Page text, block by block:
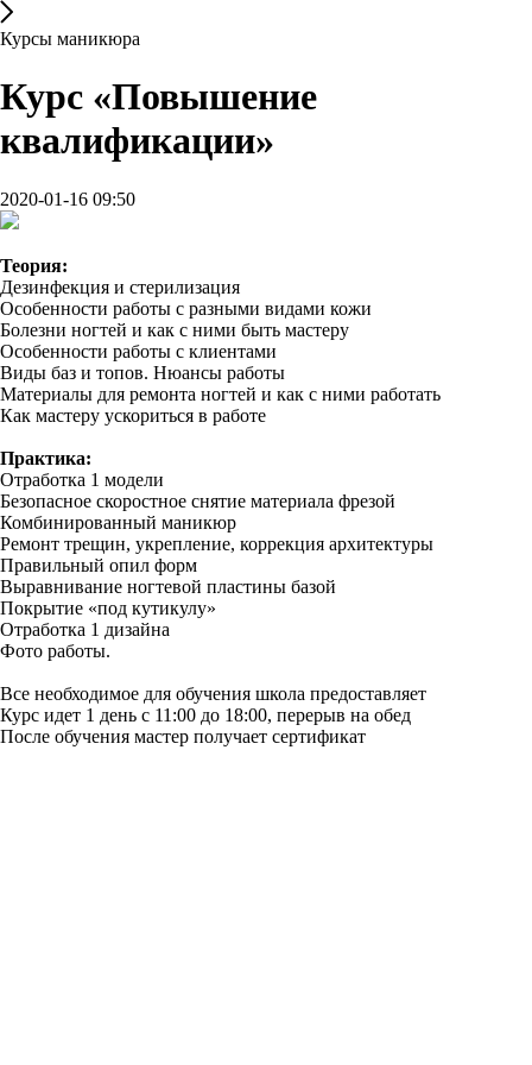
Курсы маникюра
Курс «Повышение
квалификации»
2020-01-16 09:50
Теория:​
Дезинфекция и стерилизация
Особенности работы с разными видами кожи
Болезни ногтей и как с ними быть мастеру
Особенности работы с клиентами
Виды баз и топов. Нюансы работы
Материалы для ремонта ногтей и как с ними работать
Как мастеру ускориться в работе
Практика:
Отработка 1 модели
Безопасное скоростное снятие материала фрезой
Комбинированный маникюр
Ремонт трещин, укрепление, коррекция архитектуры
Правильный опил форм
Выравнивание ногтевой пластины базой
Покрытие «под кутикулу»
Отработка 1 дизайна
Фото работы.
Все необходимое для обучения школа предоставляет
Курс идет 1 день с 11:00 до 18:00, перерыв на обед
После обучения мастер получает сертификат